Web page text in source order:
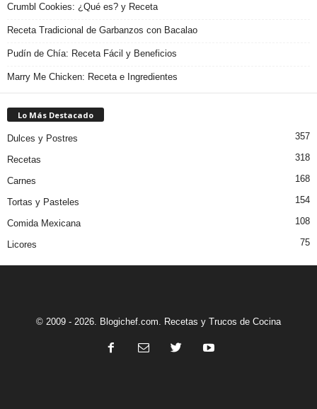
Crumbl Cookies: ¿Qué es? y Receta
Receta Tradicional de Garbanzos con Bacalao
Pudín de Chía: Receta Fácil y Beneficios
Marry Me Chicken: Receta e Ingredientes
Lo Más Destacado
Dulces y Postres 357
Recetas 318
Carnes 168
Tortas y Pasteles 154
Comida Mexicana 108
Licores 75
© 2009 - 2026. Blogichef.com. Recetas y Trucos de Cocina